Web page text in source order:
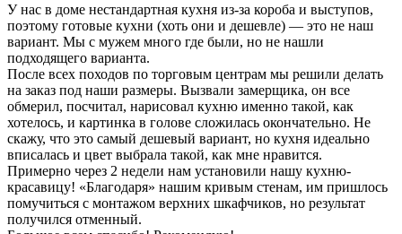
У нас в доме нестандартная кухня из-за короба и выступов,
поэтому готовые кухни (хоть они и дешевле) — это не наш
вариант. Мы с мужем много где были, но не нашли
подходящего варианта.
После всех походов по торговым центрам мы решили делать
на заказ под наши размеры. Вызвали замерщика, он все
обмерил, посчитал, нарисовал кухню именно такой, как
хотелось, и картинка в голове сложилась окончательно. Не
скажу, что это самый дешевый вариант, но кухня идеально
вписалась и цвет выбрала такой, как мне нравится.
Примерно через 2 недели нам установили нашу кухню-
красавицу! «Благодаря» нашим кривым стенам, им пришлось
помучиться с монтажом верхних шкафчиков, но результат
получился отменный.